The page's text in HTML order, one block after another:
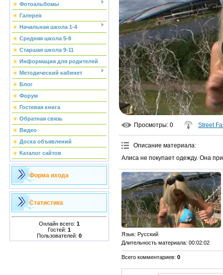
Фотоальбомы
Галерея
Начальная школа 1-4
Средняя школа 5-8
Старшая школа 9-11
Информация для родителей
Методический кабинет
Блог
Форум
Гостевая книга
Обратная связь
Видео
Доска объявлений
Каталог сайтов
Форма входа
Статистика
Онлайн всего: 1
Гостей: 1
Пользователей: 0
Просмотры: 0 Street
Описание материала:
Алиса не покупает одежду. Она
Язык: Русский
Длительность материала: 00:02:02
Всего комментариев: 0